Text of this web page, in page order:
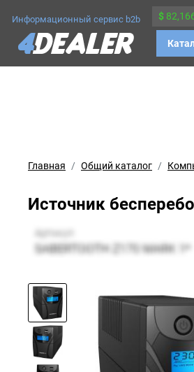
Информационный сервис b2b $
Главная Общий каталог
Источник